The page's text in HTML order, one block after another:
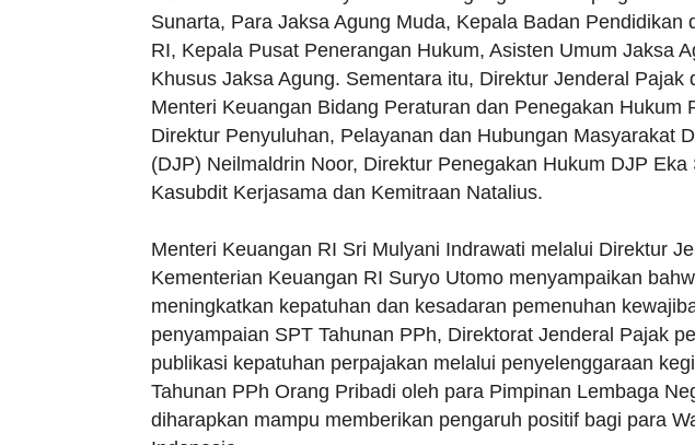
Sunarta, Para Jaksa Agung Muda, Kepala Badan Pendidikan
RI, Kepala Pusat Penerangan Hukum, Asisten Umum Jaksa
Khusus Jaksa Agung. Sementara itu, Direktur Jenderal Pajak
Menteri Keuangan Bidang Peraturan dan Penegakan Hukum
Direktur Penyuluhan, Pelayanan dan Hubungan Masyarakat
(DJP) Neilmaldrin Noor, Direktur Penegakan Hukum DJP
Kasubdit Kerjasama dan Kemitraan Natalius.
Menteri Keuangan RI Sri Mulyani Indrawati melalui Direktur
Kementerian Keuangan RI Suryo Utomo menyampaikan
meningkatkan kepatuhan dan kesadaran pemenuhan
penyampaian SPT Tahunan PPh, Direktorat Jenderal Pajak
publikasi kepatuhan perpajakan melalui penyelenggaraan
Tahunan PPh Orang Pribadi oleh para Pimpinan Lembaga
diharapkan mampu memberikan pengaruh positif bagi para